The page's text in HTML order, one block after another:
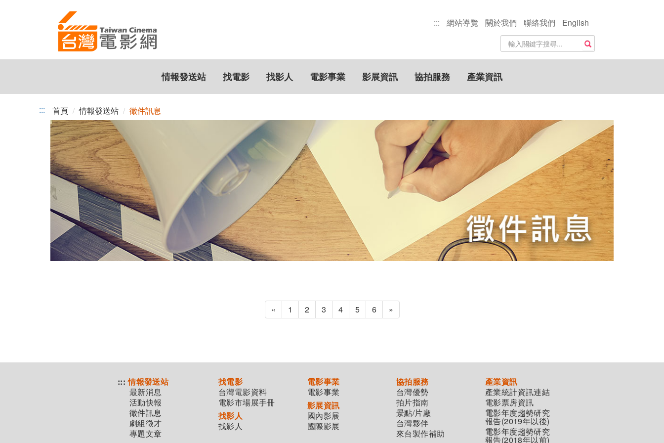
影
::: 網站導覽 關於我們 聯絡我們
English
站
內
搜
尋
關
鍵
搜尋
情報發送站 找電影 找影人 電影事業 影展資訊 協拍服務 產業資訊
::: 首頁 情報發送站 徵件訊息
« 1 2 3 4 5 6 »
::: 情報發送站
最新消息
活動快報
徵件訊息
劇組徵才
專題文章
找電影
台灣電影資料
電影市場展手冊
找影人
找影人
電影事業
電影事業
影展資訊
國內影展
國際影展
協拍服務
台灣優勢
拍片指南
景點/片廠
台灣夥伴
來台製作補助
產業資訊
產業統計資訊連結
電影票房資訊
電影年度趨勢研究
報告(2019年以後)
電影年度趨勢研究
報告(2018年以前)